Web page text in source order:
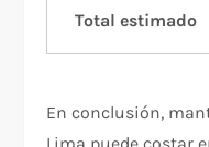
Total estimado
En conclusión,